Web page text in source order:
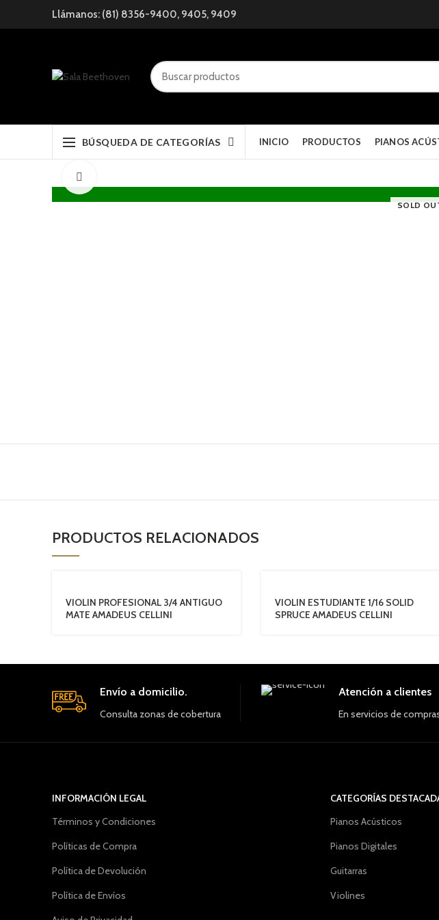
Llámanos: (81) 8356-9400, 9405, 9409
BÚSQUEDA DE CATEGORÍAS INICIO PRODUCTOS PIANOS
SOLD
PRODUCTOS RELACIONADOS
VIOLIN PROFESIONAL 3/4 ANTIGUO
MATE AMADEUS CELLINI
VIOLIN ESTUDIANTE 1/16 SOLID
SPRUCE AMADEUS CELLINI
Envío a domicilio.
Consulta zonas de cobertura
Atención a clientes
En servicios de
INFORMACIÓN LEGAL
Términos y Condiciones
Políticas de Compra
Política de Devolución
Política de Envíos
CATEGORÍAS
Pianos Acústicos
Pianos Digitales
Guitarras
Violines